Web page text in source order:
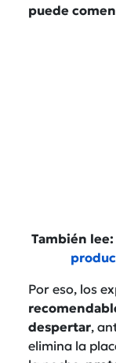
puede
También lee:
Por eso, los
despertar,
elimina la